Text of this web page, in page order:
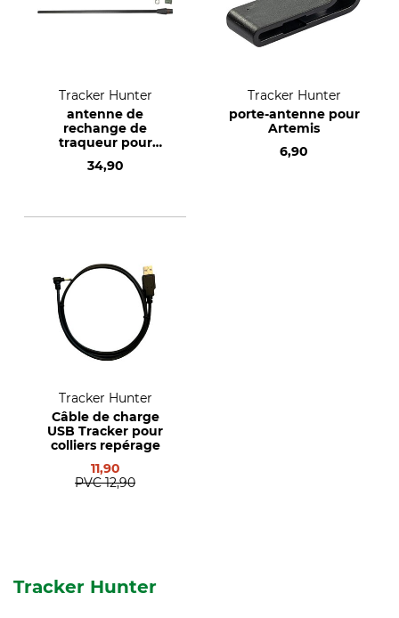
Tracker Hunter
antenne de
rechange de
traqueur pour
34,90
Tracker Hunter
porte-antenne pour
Artemis
6,90
Tracker Hunter
Câble de charge
USB Tracker pour
colliers repérage
11,90
PVC 12,90
Tracker Hunter